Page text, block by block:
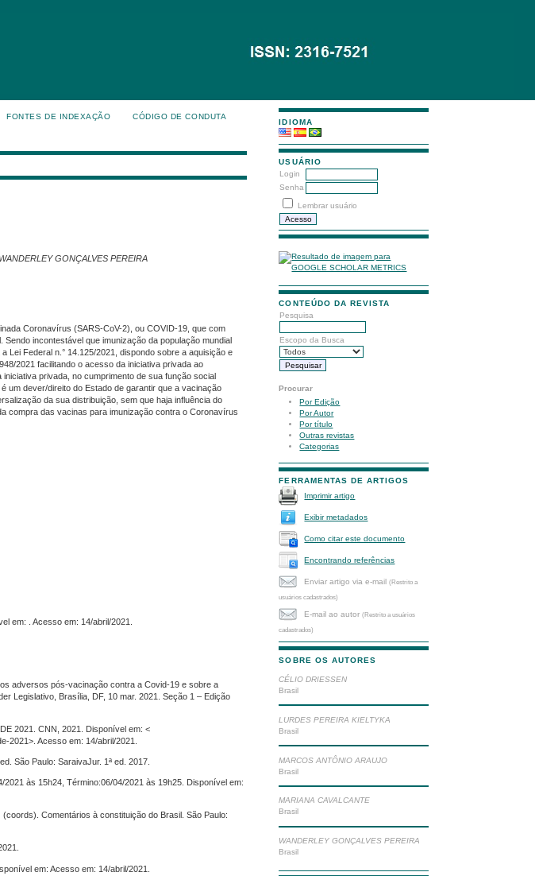
IDIOMA
USUÁRIO
Login
Senha
Lembrar usuário
CONTEÚDO DA REVISTA
Pesquisa
Escopo da Busca
Procurar
Por Edição
Por Autor
Por título
Outras revistas
Categorias
FERRAMENTAS DE ARTIGOS
Imprimir artigo
Exibir metadados
Como citar este documento
Encontrando referências
Enviar artigo via e-mail(Restrito a
usuários cadastrados)
E-mail ao autor(Restrito a usuários
cadastrados)
SOBRE OS AUTORES
CÉLIO DRIESSEN
Brasil
LURDES PEREIRA KIELTYKA
Brasil
MARCOS ANTÔNIO ARAUJO
Brasil
MARIANA CAVALCANTE
Brasil
WANDERLEY GONÇALVES PEREIRA
Brasil
FONTES DE INDEXAÇÃO CÓDIGO DE CONDUTA
GONÇALVES PEREIRA
Coronavírus (SARS-CoV-2), ou COVID-19, que com
incontestável que imunização da população mundial
Lei Federal n.° 14.125/2021, dispondo sobre a aquisição e
2021 facilitando o acesso da iniciativa privada ao
privada, no cumprimento de sua função social
um dever/direito do Estado de garantir que a vacinação
da sua distribuição, sem que haja influência do
compra das vacinas para imunização contra o Coronavírus
em: . Acesso em: 14/abril/2021.
adversos pós-vacinação contra a Covid-19 e sobre a
Legislativo, Brasília, DF, 10 mar. 2021. Seção 1 – Edição
2021. CNN, 2021. Disponível em: <
Acesso em: 14/abril/2021.
São Paulo: SaraivaJur. 1ª ed. 2017.
às 15h24, Término:06/04/2021 às 19h25. Disponível em:
Comentários à constituição do Brasil. São Paulo:
em: Acesso em: 14/abril/2021.